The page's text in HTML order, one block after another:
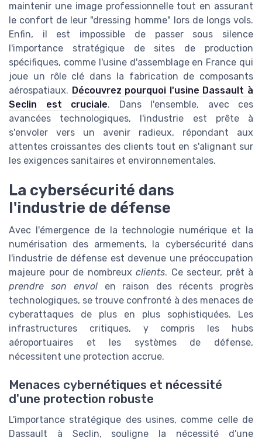
maintenir une image professionnelle tout en assurant
le confort de leur "dressing homme" lors de longs vols.
Enfin, il est impossible de passer sous silence
l'importance stratégique de sites de production
spécifiques, comme l'usine d'assemblage en France qui
joue un rôle clé dans la fabrication de composants
aérospatiaux. Découvrez pourquoi l'usine Dassault à
Seclin est cruciale. Dans l'ensemble, avec ces
avancées technologiques, l'industrie est prête à
s'envoler vers un avenir radieux, répondant aux
attentes croissantes des clients tout en s'alignant sur
les exigences sanitaires et environnementales.
La cybersécurité dans
l'industrie de défense
Avec l'émergence de la technologie numérique et la
numérisation des armements, la cybersécurité dans
l'industrie de défense est devenue une préoccupation
majeure pour de nombreux clients. Ce secteur, prêt à
prendre son envolen raison des récents progrès
technologiques, se trouve confronté à des menaces de
cyberattaques de plus en plus sophistiquées. Les
infrastructures critiques, y compris les hubs
aéroportuaires et les systèmes de défense,
nécessitent une protection accrue.
Menaces cybernétiques et nécessité
d'une protection robuste
L'importance stratégique des usines, comme celle de
Dassault à Seclin, souligne la nécessité d'une